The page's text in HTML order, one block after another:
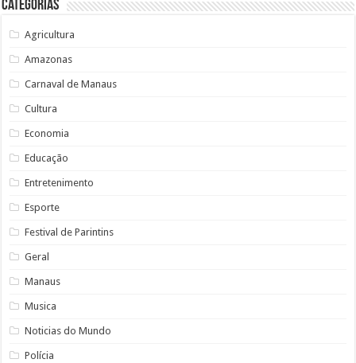
Categorias
Agricultura
Amazonas
Carnaval de Manaus
Cultura
Economia
Educação
Entretenimento
Esporte
Festival de Parintins
Geral
Manaus
Musica
Noticias do Mundo
Polícia